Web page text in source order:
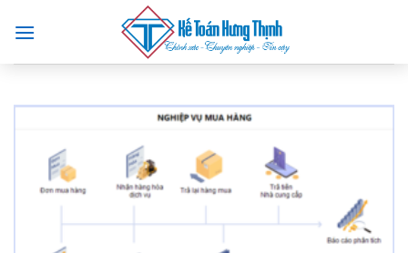
content